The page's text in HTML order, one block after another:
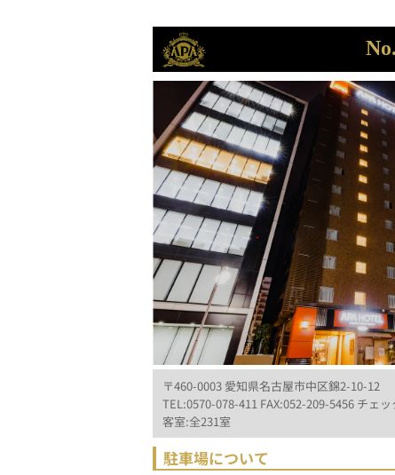
〒460-0003 愛知県名古屋市中区錦2-10-12
TEL:0570-078-411 FAX:052-209-5456 チェ
客室:全231室
駐車場について